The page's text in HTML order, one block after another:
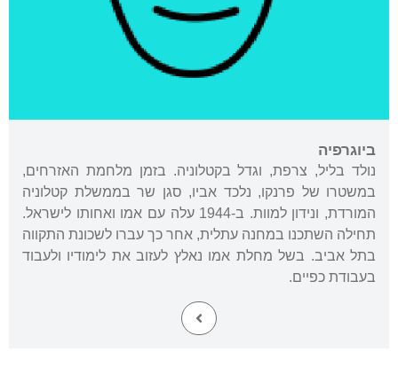
ביוגרפיה
נולד בליל, צרפת, וגדל בקטלוניה. בזמן מלחמת האזרחים,
במשטרו של פרנקו, נלכד אביו, סגן שר בממשלת קטלוניה
המורדת, ונידון למוות. ב-1944 עלה עם אמו ואחותו לישראל.
תחילה השתכנו במחנה עתלית, אחר כך עברו לשכונת התקווה
בתל אביב. בשל מחלת אמו נאלץ לעזוב את לימודיו ולעבוד
בעבודת כפיים.